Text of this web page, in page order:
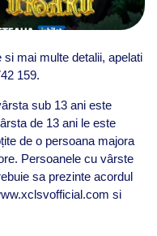
mai multe detalii, apelati
159.
sub 13 ani este
de 13 ani le este
de o persoana majora
Persoanele cu vârste
sa prezinte acordul
si